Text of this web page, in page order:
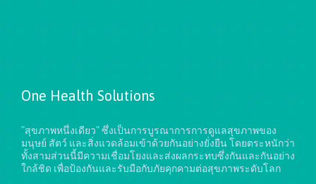
One Health Solutions
"สุขภาพหนึ่งเดียว" ซึ่งเป็นการบูรณาการการดูแลสุขภาพของ
มนุษย์ สัตว์ และสิ่งแวดล้อมเข้าด้วยกันอย่างยั่งยืนโดยตระหนักว่า
ทั้งสามส่วนนี้มีความเชื่อมโยงและส่งผลกระทบซึ่งกันและกันอย่าง
ใกล้ชิด เพื่อป้องกันและรับมือกับภัยคุกคามต่อสุขภาพระดับโลก